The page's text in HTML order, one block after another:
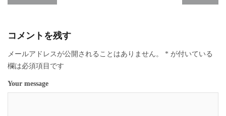
コメントを残す
メールアドレスが公開されることはありません。 * が付いている
欄は必須項目です
Your message